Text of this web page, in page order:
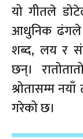
यो गीतले
आधुनिक ढंगले
शब्द, लय र
छन्।
श्रोतासम्म
गरेको छ।